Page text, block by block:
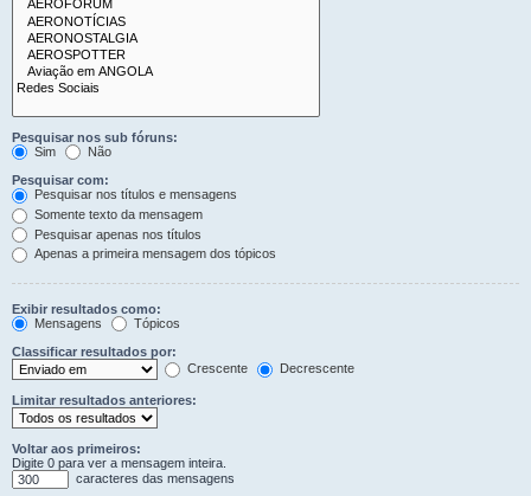
Pesquisar nos sub fóruns:
Sim
Não
Pesquisar com:
Pesquisar nos títulos e mensagens
Somente texto da mensagem
Pesquisar apenas nos títulos
Apenas a primeira mensagem dos tópicos
Exibir resultados como:
Mensagens
Tópicos
Classificar resultados por:
Crescente
Decrescente
Limitar resultados anteriores:
Voltar aos primeiros:
Digite 0 para ver a mensagem inteira.
caracteres das mensagens